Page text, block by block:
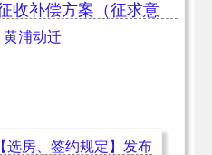
收补偿方案（征求意
黄浦动迁
选房、签约规定】发布